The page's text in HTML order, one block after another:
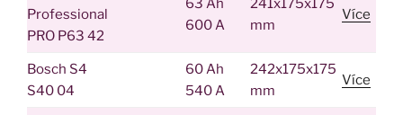
Professional
PRO P63 42
63 Ah
600 A
241x175x175
mm
Více
Bosch S4
S40 04
60 Ah
540 A
242x175x175
mm
Více